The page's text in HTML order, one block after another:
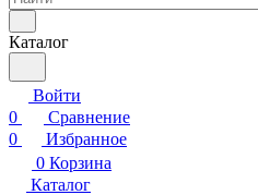
Каталог
Войти
0
Сравнение
0
Избранное
0 Корзина
Каталог